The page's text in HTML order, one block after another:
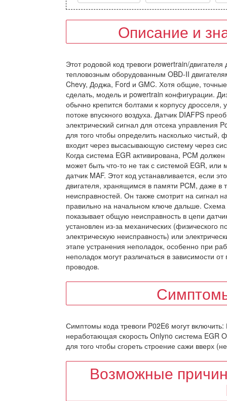
Описание и
Этот родовой код тревоги powertrain/
тепловозным оборудованным OBD-II
Chevy, Доджа, Ford и GMC. Хотя общие, точные
сделать, модель и powertrain конфигурации.
обычно крепится болтами к корпусу дросселя,
потоке впускного воздуха. Датчик DIAFPS
электрический сигнал для отсека управления
для того чтобы определить насколько чистый,
входит через высасывающую систему через
Когда система EGR активирована, PCM
может быть что-то не так с системой EGR,
датчик MAF. Этот код устанавливается, если
двигателя, хранящимся в памяти PCM, даже в
неисправностей. Он также смотрит на сигнал
правильно на начальном ключе дальше. Схема
показывает общую неисправность в цепи
установлен из-за механических
электрическую неисправность) или
этапе устранения неполадок, особенно при
неполадок могут различаться в зависимости
проводов.
Симптомы кода тревоги P02E6 могут
неработающая скорость Onlyno система EGR
для того чтобы сгореть строение сажи вверх
Возможные